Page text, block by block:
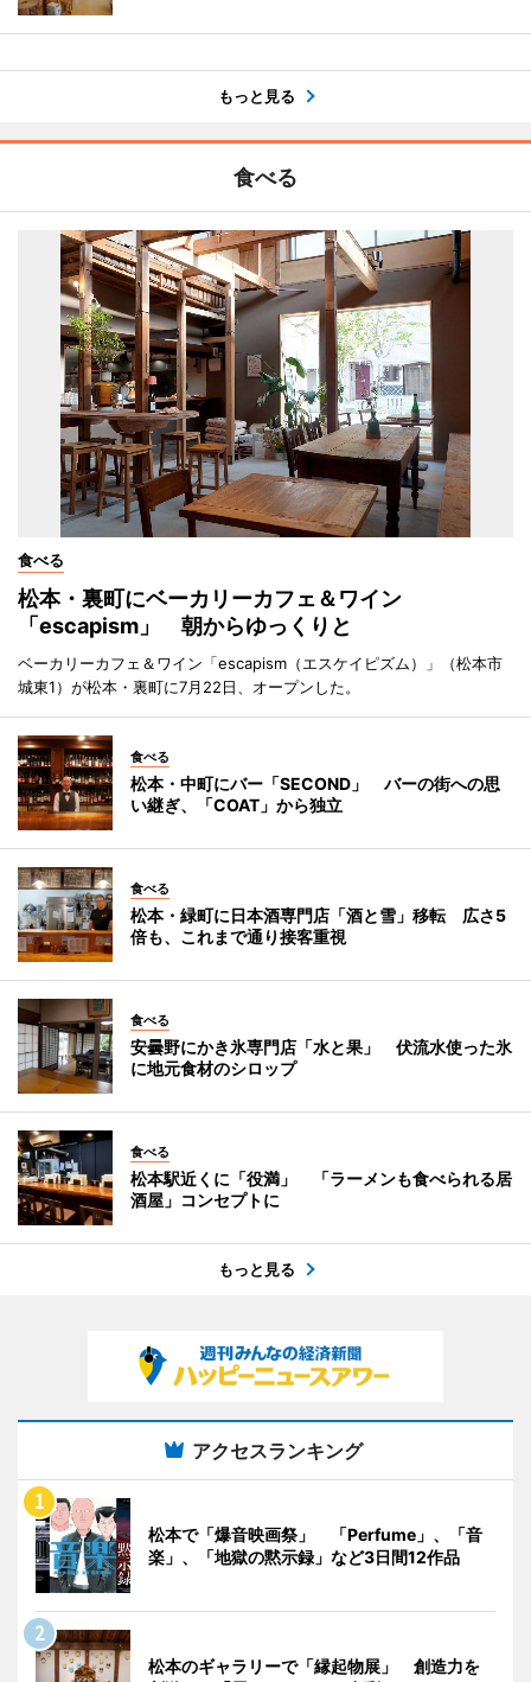
もっと見る
食べる
食べる
松本・裏町にベーカリーカフェ＆ワイン
「escapism」 朝からゆっくりと
ベーカリーカフェ＆ワイン「escapism（エスケイピズム）」（松本市
城東1）が松本・裏町に7月22日、オープンした。
食べる
松本・中町にバー「SECOND」 バーの街への思
い継ぎ、「COAT」から独立
食べる
松本・緑町に日本酒専門店「酒と雪」移転 広さ5
倍も、これまで通り接客重視
食べる
安曇野にかき氷専門店「水と果」 伏流水使った氷
に地元食材のシロップ
食べる
松本駅近くに「役満」 「ラーメンも食べられる居
酒屋」コンセプトに
もっと見る
アクセスランキング
松本で「爆音映画祭」 「Perfume」、「音
楽」、「地獄の黙示録」など3日間12作品
松本のギャラリーで「縁起物展」 創造力を